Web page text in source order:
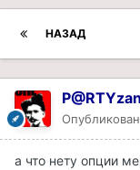
НАЗАД
P@RTYzan
а что нету опции